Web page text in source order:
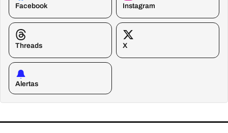
Facebook Instagram
Threads X
Alertas